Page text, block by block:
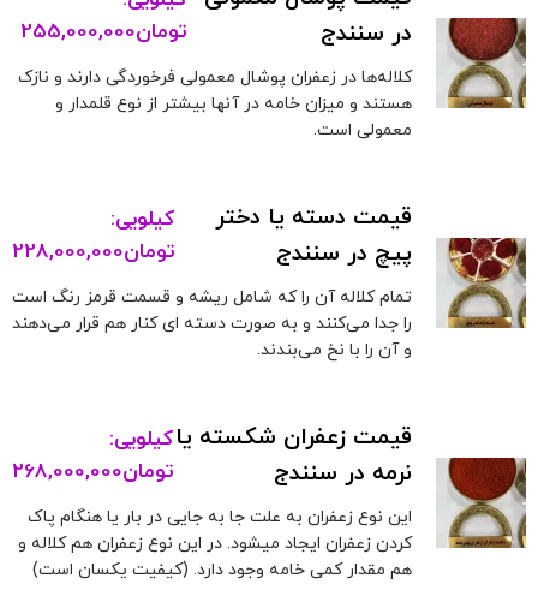
در سنندج
تومان255,000,000
کلاله‌ها در زعفران پوشال معمولی فرخوردگی دارند و نازک
هستند و میزان خامه در آنها بیشتر از نوع قلمدار و
معمولی است.
قیمت دسته یا دختر
پیچ در سنندج
کیلویی:
تومان228,000,000
تمام کلاله آن را که شامل ریشه و قسمت قرمز رنگ است
را جدا می‌کنند و به صورت دسته ای کنار هم قرار می‌دهند
و آن را با نخ می‌بندند.
قیمت زعفران شکسته یا
نرمه در سنندج
کیلویی:
تومان268,000,000
این نوع زعفران به علت جا به جایی در بار یا هنگام پاک
کردن زعفران ایجاد میشود. در این نوع زعفران هم کلاله و
هم مقدار کمی خامه وجود دارد. (کیفیت یکسان است)